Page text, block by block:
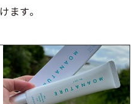
ます。